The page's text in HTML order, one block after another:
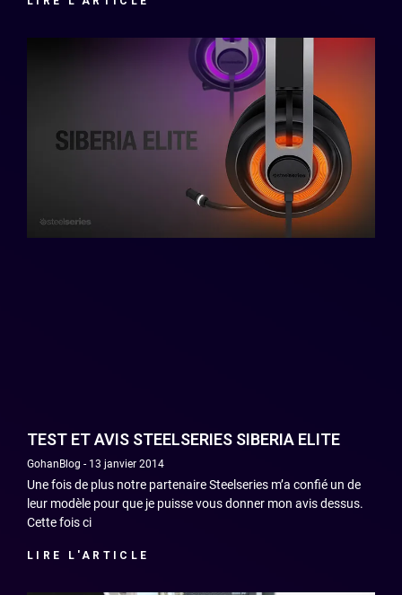
TEST ET AVIS STEELSERIES SIBERIA ELITE
GohanBlog 13 janvier 2014
Une fois de plus notre partenaire Steelseries m’a confié un de
leur modèle pour que je puisse vous donner mon avis dessus.
Cette fois ci
LIRE L'ARTICLE